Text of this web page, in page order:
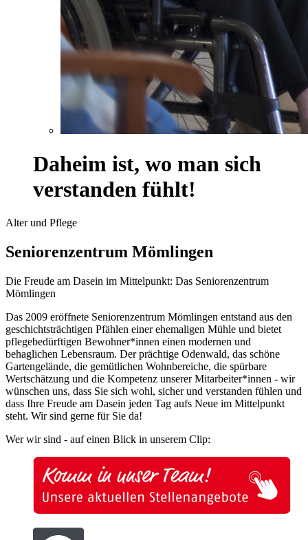
Daheim ist, wo man sich
verstanden fühlt!
Alter und Pflege
Seniorenzentrum Mömlingen
Die Freude am Dasein im Mittelpunkt: Das Seniorenzentrum
Mömlingen
Das 2009 eröffnete Seniorenzentrum Mömlingen entstand aus den
geschichtsträchtigen Pfählen einer ehemaligen Mühle und bietet
pflegebedürftigen Bewohner*innen einen modernen und
behaglichen Lebensraum. Der prächtige Odenwald, das schöne
Gartengelände, die gemütlichen Wohnbereiche, die spürbare
Wertschätzung und die Kompetenz unserer Mitarbeiter*innen - wir
wünschen uns, dass Sie sich wohl, sicher und verstanden fühlen und
dass Ihre Freude am Dasein jeden Tag aufs Neue im Mittelpunkt
steht. Wir sind gerne für Sie da!
Wer wir sind - auf einen Blick in unserem Clip: